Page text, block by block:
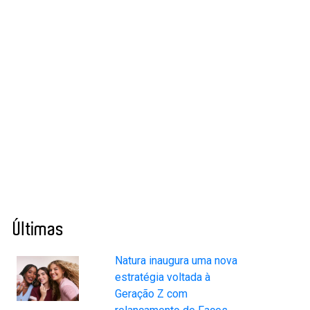
Últimas
Natura inaugura uma nova
estratégia voltada à
Geração Z com